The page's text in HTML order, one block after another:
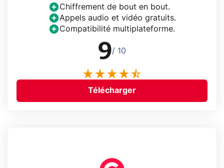
Chiffrement de bout en bout.
Appels audio et vidéo gratuits.
Compatibilité multiplateforme.
9/ 10
Télécharger